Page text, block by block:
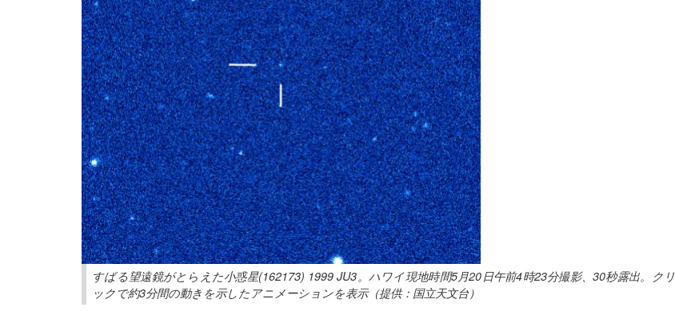
すばる望遠鏡がとらえた小惑星(162173) 1999 JU3。ハワイ現地時間5月20日午前4時23分撮影、30秒露出。クリ
ックで約3分間の動きを示したアニメーションを表示（提供：国立天文台）